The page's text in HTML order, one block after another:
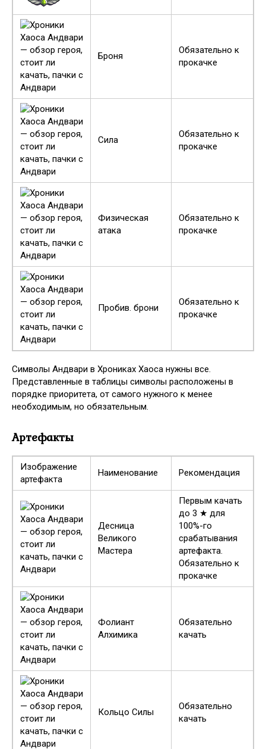
Броня
Обязательно к
прокачке
Сила
Обязательно к
прокачке
Физическая
атака
Обязательно к
прокачке
Пробив. брони
Обязательно к
прокачке
Символы Андвари в Хрониках Хаоса нужны все.
Представленные в таблицы символы расположены в
порядке приоритета, от самого нужного к менее
необходимым, но обязательным.
Артефакты
Изображение
артефакта
Наименование Рекомендация
Десница
Великого
Мастера
Первым качать
до 3 ★ для
100%-го
срабатывания
артефакта.
Обязательно к
прокачке
Фолиант
Алхимика
Обязательно
качать
Кольцо Силы
Обязательно
качать